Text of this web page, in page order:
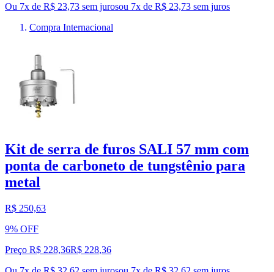
Ou 7x de R$ 23,73 sem jurosou 7x de R$ 23,73 sem juros
Compra Internacional
Kit de serra de furos SALI 57 mm com
ponta de carboneto de tungstênio para
metal
R$ 250,63
9% OFF
Preço R$ 228,36R$ 228,36